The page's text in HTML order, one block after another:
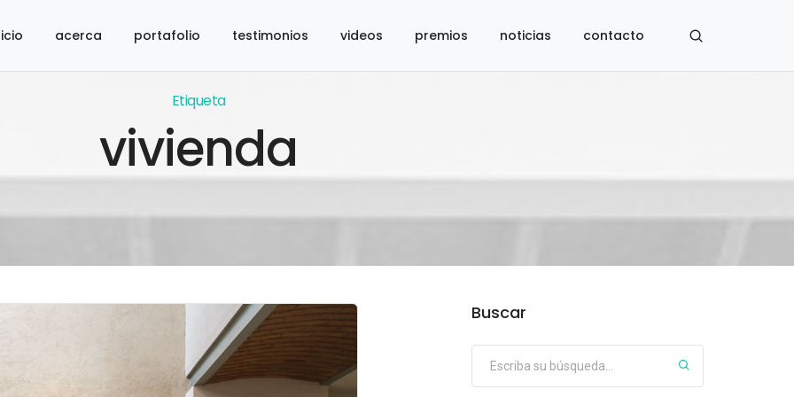
acerca portafolio testimonios videos premios noticias contacto
Etiqueta
vivienda
Buscar